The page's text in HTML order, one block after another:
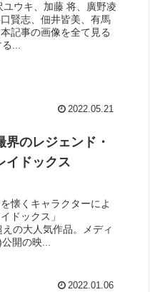
ウキ、加藤 将、廣野凌
賢志、佃井皆美、有馬
記事の画像を全て見る
る...
2022.05.21
のレジェンド・
イドックス
懐くキャラクターによ
ドックス」
えの大人気作品。メディ
開の映...
2022.01.06